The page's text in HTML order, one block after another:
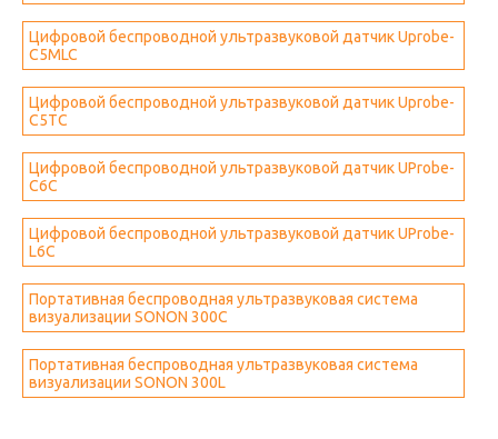
Цифровой беспроводной ультразвуковой датчик Uprobe-
C5MLC
Цифровой беспроводной ультразвуковой датчик Uprobe-
C5TC
Цифровой беспроводной ультразвуковой датчик UProbe-
C6C
Цифровой беспроводной ультразвуковой датчик UProbe-
L6C
Портативная беспроводная ультразвуковая система
визуализации SONON 300C
Портативная беспроводная ультразвуковая система
визуализации SONON 300L